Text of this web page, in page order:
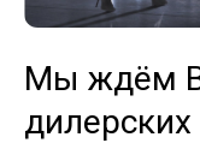
Мы ждём
дилерских